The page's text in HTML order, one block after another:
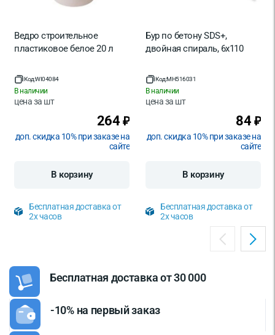
Ведро строительное
пластиковое белое 20 л
Код:WI04084
В наличии
цена за шт
264 ₽
доп. скидка 10% при заказе на
сайте
В корзину
Бесплатная доставка от
2х часов
Бур по бетону SDS+,
двойная спираль, 6х110
Код:MH516031
В наличии
цена за шт
84 ₽
доп. скидка 10% при заказе на
сайте
В корзину
Бесплатная доставка от
2х часов
Бесплатная доставка от 30 000
-10% на первый заказ